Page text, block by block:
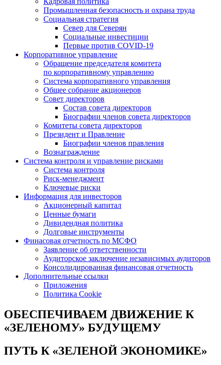
Промышленная безопасность и охрана труда
Социальная стратегия
Север для Северян
Социальные инвестиции
Первые против COVID‑19
Корпоративное управление
Обращение председателя комитета
по корпоративному управлению
Система корпоративного управления
Общее собрание акционеров
Совет директоров
Состав совета директоров
Биографии членов совета директоров
Комитеты совета директоров
Президент и Правление
Биографии членов правления
Вознаграждение
Система контроля и управление рисками
Система контроля
Риск-менеджмент
Ключевые риски
Информация для инвесторов
Акционерный капитал
Ценные бумаги
Дивидендная политика
Долговые инструменты
Финасовая отчетность по МСФО
Заявление об ответственности
Аудиторское заключение независимых аудиторов
Консолидированная финансовая отчетность
Дополнительные ссылки
Приложения
Политика Cookie
ОБЕСПЕЧИВАЕМ ДВИЖЕНИЕ К
«ЗЕЛЕНОМУ» БУДУЩЕМУ
ПУТЬ К«ЗЕЛЕНОЙ ЭКОНОМИКЕ»